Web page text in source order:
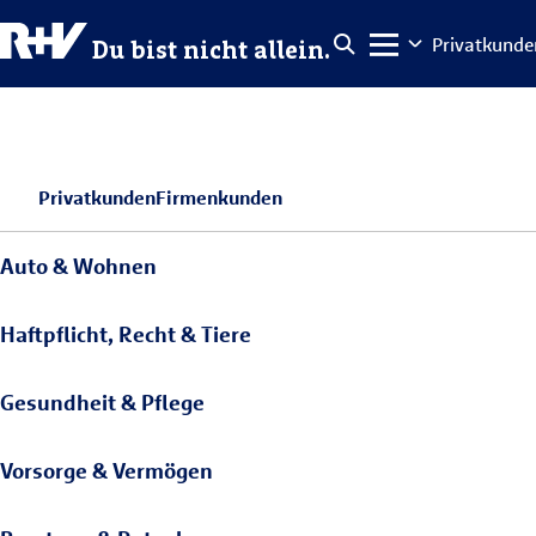
Du bist nicht allein.
PrivatkundenFirmenkunden
Auto & Wohnen
Haftpflicht, Recht & Tiere
Gesundheit & Pflege
Vorsorge & Vermögen